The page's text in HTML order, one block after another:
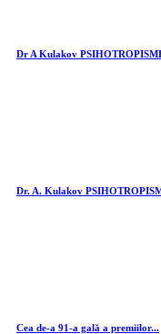
Dr A Kulakov
Dr. A. Kulakov
Cea de-a 91-a gală a premiilor...